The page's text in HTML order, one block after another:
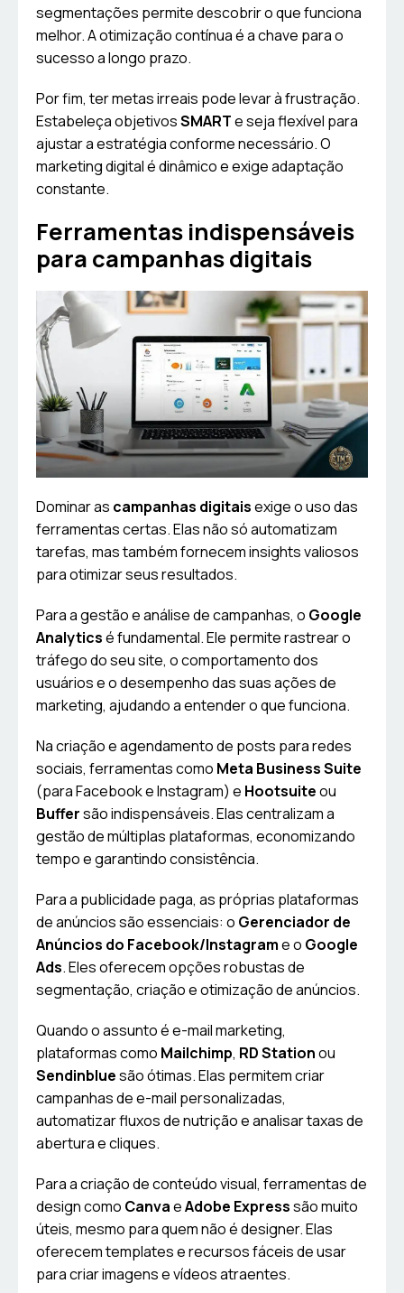
segmentações permite descobrir o que funciona
melhor. A otimização contínua é a chave para o
sucesso a longo prazo.
Por fim, ter metas irreais pode levar à frustração.
Estabeleça objetivosSMARTe seja flexível para
ajustar a estratégia conforme necessário. O
marketing digital é dinâmico e exige adaptação
constante.
Ferramentas indispensáveis
para campanhas digitais
Dominar as campanhas digitaisexige o uso das
ferramentas certas. Elas não só automatizam
tarefas, mas também fornecem insights valiosos
para otimizar seus resultados.
Para a gestão e análise de campanhas, o Google
Analyticsé fundamental. Ele permite rastrear o
tráfego do seu site, o comportamento dos
usuários e o desempenho das suas ações de
marketing, ajudando a entender o que funciona.
Na criação e agendamento de posts para redes
sociais, ferramentas como Meta Business Suite
(para Facebook e Instagram) e Hootsuiteou
Buffersão indispensáveis. Elas centralizam a
gestão de múltiplas plataformas, economizando
tempo e garantindo consistência.
Para a publicidade paga, as próprias plataformas
de anúncios são essenciais: o Gerenciador de
Anúncios do Facebook/Instagrame o Google
Ads. Eles oferecem opções robustas de
segmentação, criação e otimização de anúncios.
Quando o assunto é e-mail marketing,
plataformas como Mailchimp, RD Stationou
Sendinbluesão ótimas. Elas permitem criar
campanhas de e-mail personalizadas,
automatizar fluxos de nutrição e analisar taxas de
abertura e cliques.
Para a criação de conteúdo visual, ferramentas de
design como CanvaeAdobe Expresssão muito
úteis, mesmo para quem não é designer. Elas
oferecem templates e recursos fáceis de usar
para criar imagens e vídeos atraentes.